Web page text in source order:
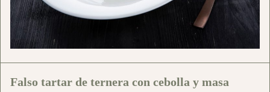
Falso tartar de ternera con cebolla y masa